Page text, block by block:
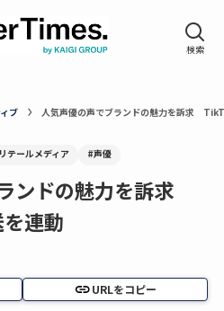
ブ 人気声優の声でブランドの魅力を訴求
テールメディア #声優
ンドの魅力を訴求
連動
URLをコピー